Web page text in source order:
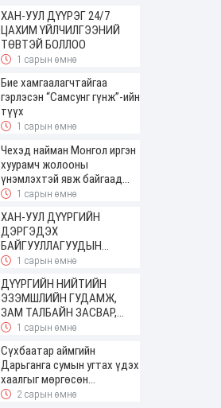
ХАН-УУЛ ДҮҮРЭГ 24/7
ЦАХИМ ҮЙЛЧИЛГЭЭНИЙ
ТӨВТЭЙ БОЛЛОО
1 сарын өмнө
Бие хамгаалагчтайгаа
гэрлэсэн “Самсунг гүнж”-ийн
түүх
1 сарын өмнө
Чехэд найман Монгол иргэн
хуурамч жолооны
үнэмлэхтэй явж байгаад
баригджээ
1 сарын өмнө
ХАН-УУЛ ДҮҮРГИЙН
ДЭРГЭДЭХ
БАЙГУУЛЛАГУУДЫН
УДИРДАХ АЖИЛТНЫ
ШУУРХАЙ ЗӨВЛӨГӨӨН
ЗОХИОН БАЙГУУЛАГДЛАА
1 сарын өмнө
ДҮҮРГИЙН НИЙТИЙН
ЭЗЭМШЛИЙН ГУДАМЖ,
ЗАМ ТАЛБАЙН ЗАСВАР,
ШИНЭЧЛЭЛТИЙН АЖИЛ
1 сарын өмнө
Сүхбаатар аймгийн
Дарьганга сумын угтах үдэх
хаалгыг мөргөсөн
жолоочоос 150 сая төгрөг
2 сарын өмнө